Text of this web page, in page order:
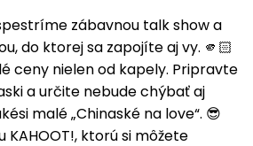
zábavnou talk show a
do ktorej sa zapojíte aj vy. 🫵🏻
ceny nielen od kapely. Pripravte
a určite nebude chýbať aj
malé „Chinaské na love“. 😎
KAHOOT!, ktorú si môžete